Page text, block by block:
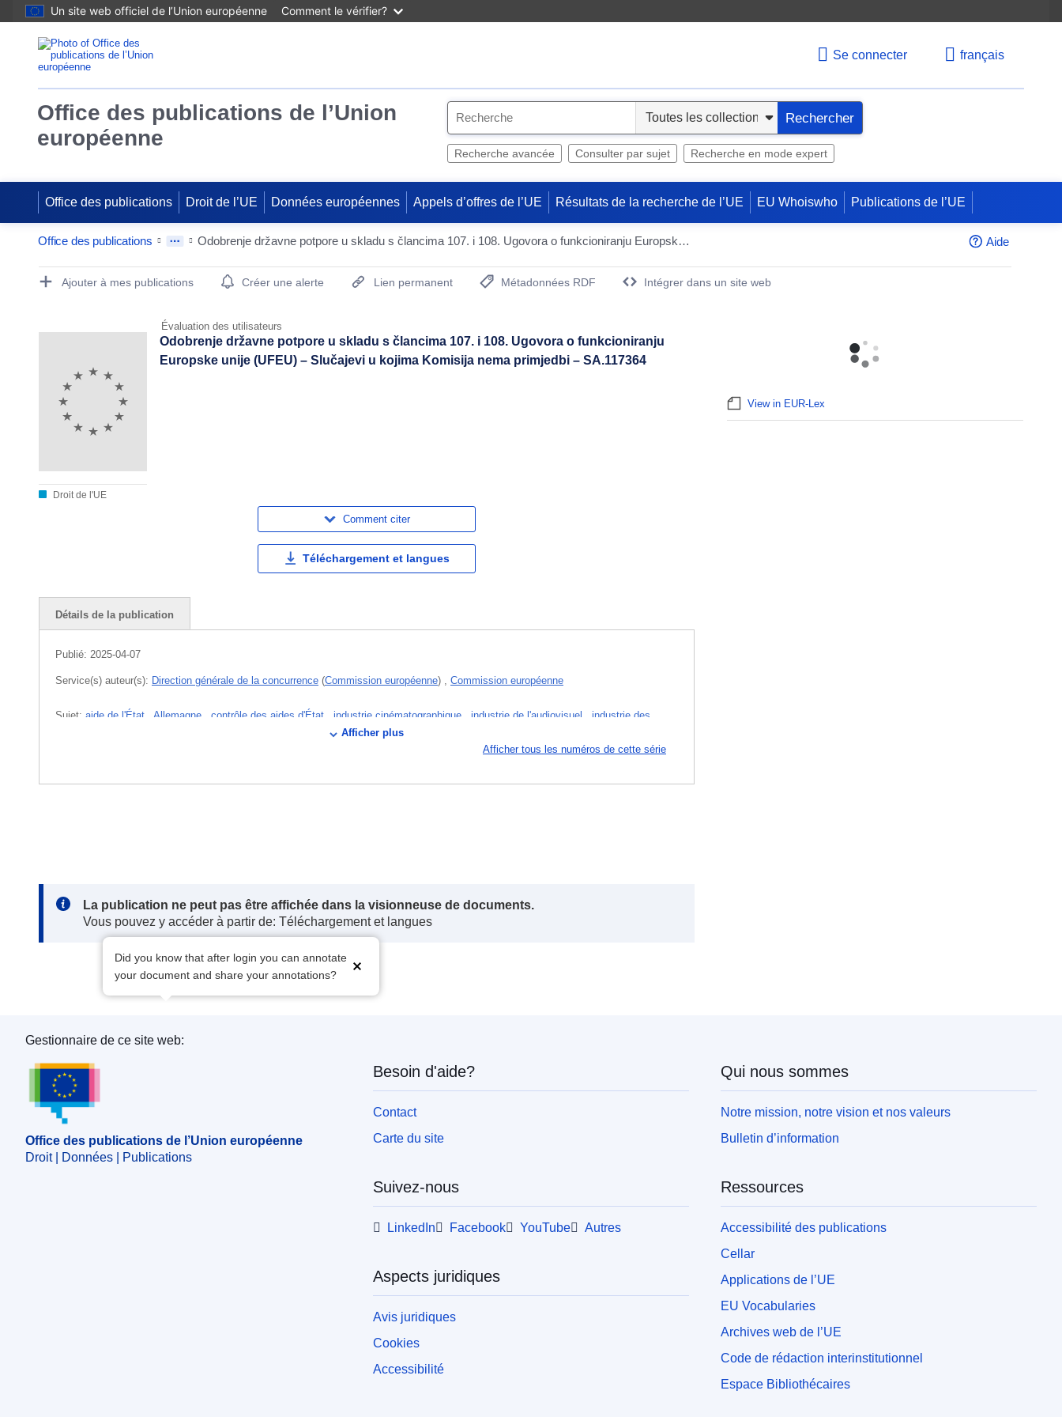
Un site web officiel de l’Union européenne Comment le vérifier?
Se connecter français
Office des publications de l’Union
européenne
e
Rechercher
Recherche avancée Consulter par sujet Recherche en mode expert
Office des publications Droit de l’UE Données européennes Appels d’offres de l’UE Résultats de la recherche de l’UE EU Whoiswho Publications de l’UE
Office des publications Odobrenje državne potpore u skladu s člancima 107. i 108. Ugovora o funkcioniranju Europske unije (UFEU) – Slučajevi u kojima Komisija nema primjedbi – SA.117364 Aide
Publication Detail Actions Portlet
Ajouter à mes publications Créer une alerte Lien permanent
Métadonnées RDF
Intégrer dans un site web
Évaluation des utilisateurs
Droit de l'UE
Odobrenje državne potpore u skladu s člancima 107. i 108. Ugovora o funkcioniranju
Europske unije (UFEU) – Slučajevi u kojima Komisija nema primjedbi – SA.117364
Comment citer
Téléchargement et langues
Détails de la publication
Publié: 2025-04-07
Service(s) auteur(s): Direction générale de la concurrence (Commission européenne) , Commission européenne
Sujet: aide de l'État Allemagne contrôle des aides d'État industrie cinématographique industrie de l'audiovisuel
industrie des
ELI :C/2025/2139/oj
ISSN
1977-1088
ISBN DOI
Numéro de catalogue
FXC2502139HR
Afficher plus
Afficher tous les numéros de cette série
Note:
La publication ne peut pas être affichée dans la visionneuse de documents.
Vous pouvez y accéder à partir de: Téléchargement et langues
Did you know that after login you can annotate
your document and share your annotations?
View in EUR-Lex
Office des publications de l’Union européenne
Gestionnaire de ce site web:
Office des publications de l’Union européenne
Droit | Données | Publications
Besoin d'aide?
Contact
Carte du site
Suivez-nous
LinkedIn Facebook YouTube Autres
Aspects juridiques
Avis juridiques
Cookies
Accessibilité
Qui nous sommes
Notre mission, notre vision et nos valeurs
Bulletin d’information
Ressources
Accessibilité des publications
Cellar
Applications de l’UE
EU Vocabularies
Archives web de l’UE
Code de rédaction interinstitutionnel
Espace Bibliothécaires